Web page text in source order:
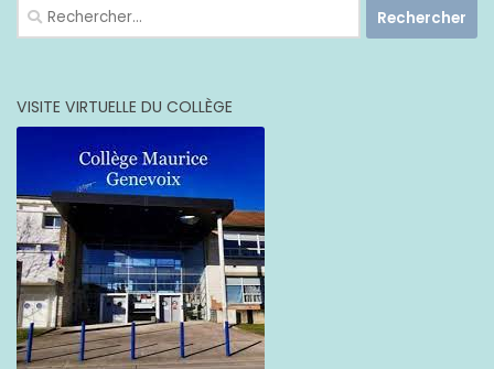
Rechercher :
VISITE VIRTUELLE DU COLLÈGE